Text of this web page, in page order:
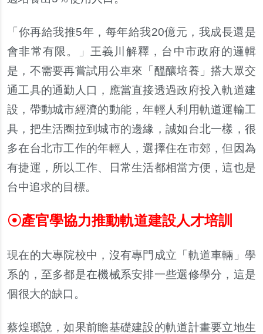
「你再給我推5年，每年給我20億元，我成長還是
會非常有限。」王義川解釋，台中市政府的邏輯
是，不需要再嘗試用公車來「醞釀培養」搭大眾交
通工具的通勤人口，應當直接透過政府投入軌道建
設，帶動城市經濟的動能，年輕人利用軌道運輸工
具，把生活圈拉到城市的邊緣，誠如台北一樣，很
多在台北市工作的年輕人，選擇住在市郊，但因為
有捷運，所以工作、日常生活都相當方便，這也是
台中追求的目標。
☉產官學協力推動軌道建設人才培訓
現在的大專院校中，沒有專門成立「軌道車輛」學
系的，至多都是在機械系安排一些選修學分，這是
個很大的缺口。
蔡煌瑯說，如果前瞻基礎建設的軌道計畫要立地生